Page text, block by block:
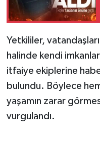
Yetkililer,
halinde kendi
itfaiye ekiplerine
bulundu. Böylece
yaşamın zarar
vurgulandı.